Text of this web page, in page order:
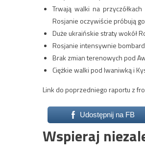
Trwają walki na
Rosjanie oczywiście próbują
Duże ukraińskie straty wokół
Rosjanie intensywnie
Brak zmian terenowych pod
Ciężkie walki pod Iwaniwką i
Link do poprzedniego raportu z
Udostępnij na FB
Wspieraj